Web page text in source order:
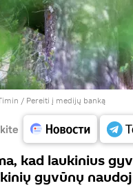
/ Pereiti į medijų banką
kad laukinius
gyvūnų